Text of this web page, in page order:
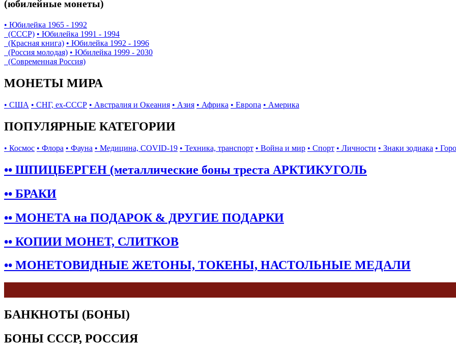
(юбилейные монеты)
• Юбилейка 1965 - 1992
(СССР) • Юбилейка 1991 - 1994
(Красная книга) • Юбилейка 1992 - 1996
(Россия молодая) • Юбилейка 1999 - 2030
(Современная Россия)
МОНЕТЫ МИРА
• США • СНГ, ex-СССР • Австралия и Океания • Азия • Африка • Европа • Америка
ПОПУЛЯРНЫЕ КАТЕГОРИИ
• Космос • Флора • Фауна • Медицина, COVID-19 • Техника, транспорт • Война и мир • Спорт • Личности • Знаки зодиака •
•• ШПИЦБЕРГЕН (металлические боны треста АРКТИКУГОЛЬ
•• БРАКИ
•• МОНЕТА на ПОДАРОК & ДРУГИЕ ПОДАРКИ
•• КОПИИ МОНЕТ, СЛИТКОВ
•• МОНЕТОВИДНЫЕ ЖЕТОНЫ, ТОКЕНЫ, НАСТОЛЬНЫЕ МЕДАЛИ
БАНКНОТЫ (БОНЫ)
БОНЫ СССР, РОССИЯ